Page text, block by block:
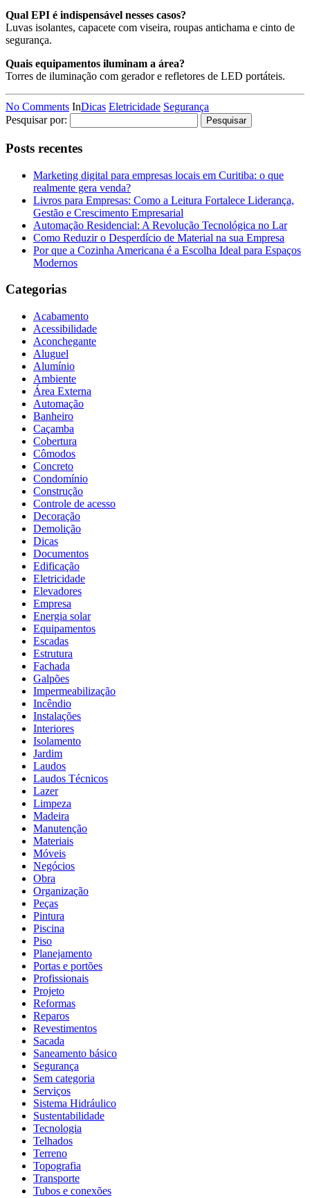
Qual EPI é indispensável nesses casos?
Luvas isolantes, capacete com viseira, roupas antichama e cinto de
segurança.
Quais equipamentos iluminam a área?
Torres de iluminação com gerador e refletores de LED portáteis.
No Comments InDicas Eletricidade Segurança
Pesquisar por:
Posts recentes
Marketing digital para empresas locais em Curitiba: o que
realmente gera venda?
Livros para Empresas: Como a Leitura Fortalece Liderança,
Gestão e Crescimento Empresarial
Automação Residencial: A Revolução Tecnológica no Lar
Como Reduzir o Desperdício de Material na sua Empresa
Por que a Cozinha Americana é a Escolha Ideal para Espaços
Modernos
Categorias
Acabamento
Acessibilidade
Aconchegante
Aluguel
Alumínio
Ambiente
Área Externa
Automação
Banheiro
Caçamba
Cobertura
Cômodos
Concreto
Condomínio
Construção
Controle de acesso
Decoração
Demolição
Dicas
Documentos
Edificação
Eletricidade
Elevadores
Empresa
Energia solar
Equipamentos
Escadas
Estrutura
Fachada
Galpões
Impermeabilização
Incêndio
Instalações
Interiores
Isolamento
Jardim
Laudos
Laudos Técnicos
Lazer
Limpeza
Madeira
Manutenção
Materiais
Móveis
Negócios
Obra
Organização
Peças
Pintura
Piscina
Piso
Planejamento
Portas e portões
Profissionais
Projeto
Reformas
Reparos
Revestimentos
Sacada
Saneamento básico
Segurança
Sem categoria
Serviços
Sistema Hidráulico
Sustentabilidade
Tecnologia
Telhados
Terreno
Topografia
Transporte
Tubos e conexões